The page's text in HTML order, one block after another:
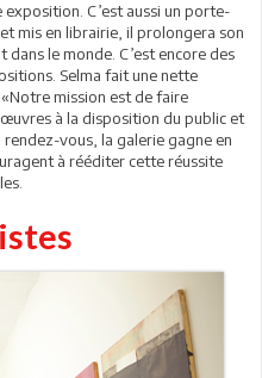
exposition. C’est aussi un porte-
mis en librairie, il prolongera son
le monde. C’est encore des
Selma fait une nette
mission est de faire
à la disposition du public et
rendez-vous, la galerie gagne en
à rééditer cette réussite